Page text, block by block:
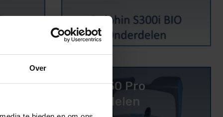
Over
Zenit 30 Pro
onderdelen